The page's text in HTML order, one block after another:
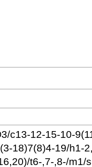
c13-12-15-10-
18)7(8)4-19/h1-
t6-,7-,8-/m1/